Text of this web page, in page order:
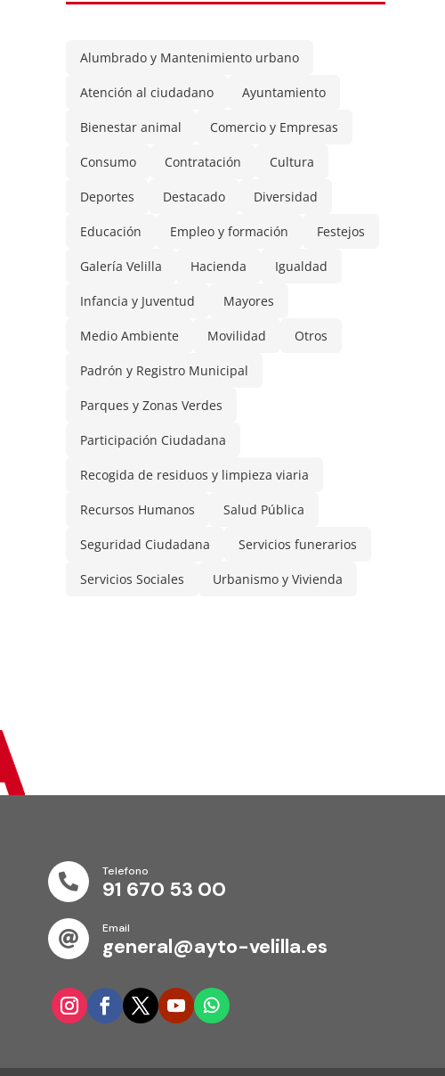
Alumbrado y Mantenimiento urbano
Atención al ciudadano Ayuntamiento
Bienestar animal Comercio y Empresas
Consumo Contratación Cultura
Deportes Destacado Diversidad
Educación Empleo y formación Festejos
Galería Velilla Hacienda Igualdad
Infancia y Juventud Mayores
Medio Ambiente Movilidad Otros
Padrón y Registro Municipal
Parques y Zonas Verdes
Participación Ciudadana
Recogida de residuos y limpieza viaria
Recursos Humanos Salud Pública
Seguridad Ciudadana Servicios funerarios
Servicios Sociales Urbanismo y Vivienda

Telefono
91 670 53 00

Email
general@ayto-velilla.es